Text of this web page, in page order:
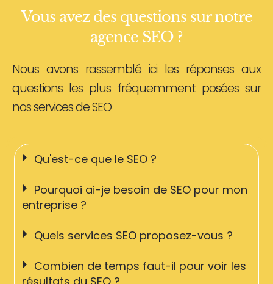
Vous avez des questions sur notre
agence SEO ?
Nous avons rassemblé ici les réponses aux
questions les plus fréquemment posées sur
nos services de SEO
Qu'est-ce que le SEO ?
Pourquoi ai-je besoin de SEO pour mon
entreprise ?
Quels services SEO proposez-vous ?
Combien de temps faut-il pour voir les